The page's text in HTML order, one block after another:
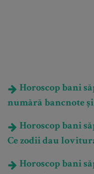
Horoscop bani
numără bancnote
Horoscop bani
Ce zodii dau
Horoscop bani